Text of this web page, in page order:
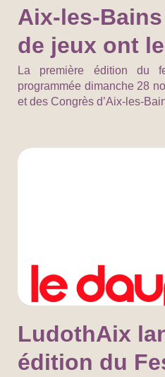
Aix-les-
de jeux ont
La première édition du
programmée dimanche 28
et des Congrès d’Aix-les-
LudothAix
édition du